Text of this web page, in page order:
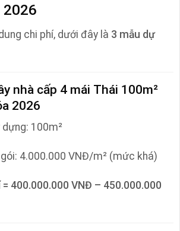
2026
chi phí, dưới đây là 3 mẫu dự
nhà cấp 4 mái Thái 100m²
2026
dựng: 100m²
4.000.000 VNĐ/m² (mức khá)
400.000.000 VNĐ – 450.000.000